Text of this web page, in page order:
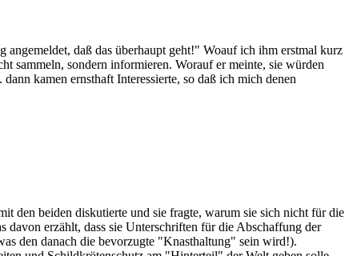
daß das überhaupt geht!" Woauf ich ihm erstmal kurz
sammeln, sondern informieren. Worauf er meinte, sie würden
kamen ernsthaft Interessierte, so daß ich mich denen
den beiden diskutierte und sie fragte, warum sie sich nicht für die
davon erzählt, dass sie Unterschriften für die Abschaffung der
den danach die bevorzugte "Knasthaltung" sein wird!).